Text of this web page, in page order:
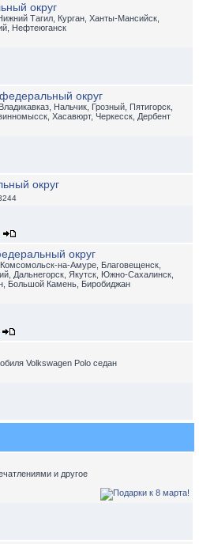
округ
Тагил, Курган, Ханты-Мансийск,
Нефтеюганск
округ
Нальчик, Грозный, Пятигорск,
Хасавюрт, Черкесск, Дербент
округ
округ
на-Амуре, Благовещенск,
Дальнегорск, Якутск, Южно-Сахалинск,
Большой Камень, Биробиджан
Volkswagen Polo седан
и другое